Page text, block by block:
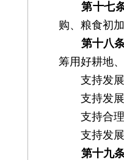
第十七
购、粮食初
第十八
筹用好耕地
支持发展
支持发展
支持合理
支持发展
第十九